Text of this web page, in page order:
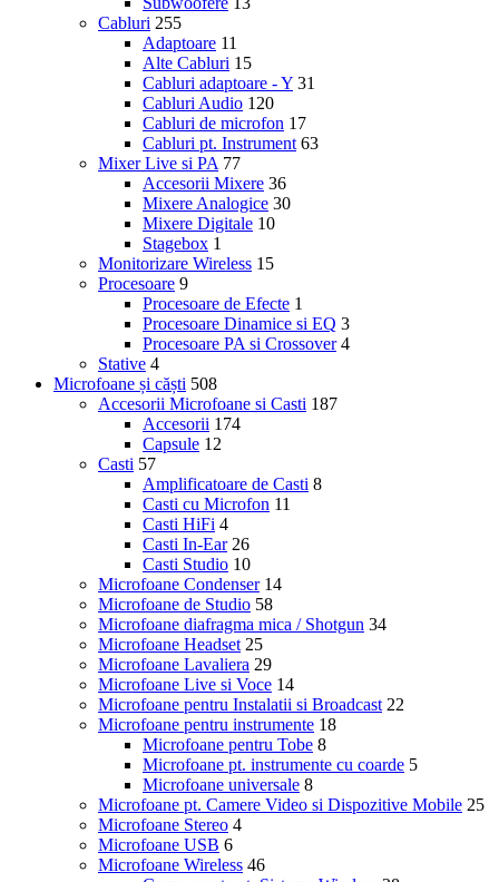
Cabluri 255
Adaptoare 11
Alte Cabluri 15
Cabluri adaptoare - Y 31
Cabluri Audio 120
Cabluri de microfon 17
Cabluri pt. Instrument 63
Mixer Live si PA 77
Accesorii Mixere 36
Mixere Analogice 30
Mixere Digitale 10
Stagebox 1
Monitorizare Wireless 15
Procesoare 9
Procesoare de Efecte 1
Procesoare Dinamice si EQ 3
Procesoare PA si Crossover 4
Stative 4
Microfoane și căști 508
Accesorii Microfoane si Casti 187
Accesorii 174
Capsule 12
Casti 57
Amplificatoare de Casti 8
Casti cu Microfon 11
Casti HiFi 4
Casti In-Ear 26
Casti Studio 10
Microfoane Condenser 14
Microfoane de Studio 58
Microfoane diafragma mica / Shotgun 34
Microfoane Headset 25
Microfoane Lavaliera 29
Microfoane Live si Voce 14
Microfoane pentru Instalatii si Broadcast 22
Microfoane pentru instrumente 18
Microfoane pentru Tobe 8
Microfoane pt. instrumente cu coarde 5
Microfoane universale 8
Microfoane pt. Camere Video si Dispozitive Mobile 25
Microfoane Stereo 4
Microfoane USB 6
Microfoane Wireless 46